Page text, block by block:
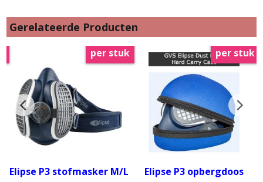
Gerelateerde Producten
per stuk
Elipse P3 stofmasker M/L
per stuk
Elipse P3 opbergdoos